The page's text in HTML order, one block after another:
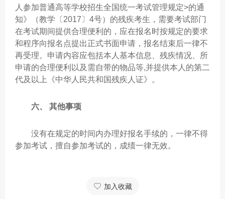
人参加普通高等学校招生全国统一考试管理规定>的通
知》（教学〔2017〕4号）的残疾考生，需要考试部门
在考试期间提供合理便利的，应在报名时按规定的要求
和程序向报名点提出正式书面申请，报名结束后一律不
再受理。申请内容应包括本人基本信息、残疾情况、所
申请的合理便利以及需自带的物品等,并提供本人的第二
代及以上《中华人民共和国残疾人证》。
六、 其他事项
没有在规定的时间内办理好报名手续的，一律不得
参加考试，擅自参加考试的，成绩一律无效。
加入收藏